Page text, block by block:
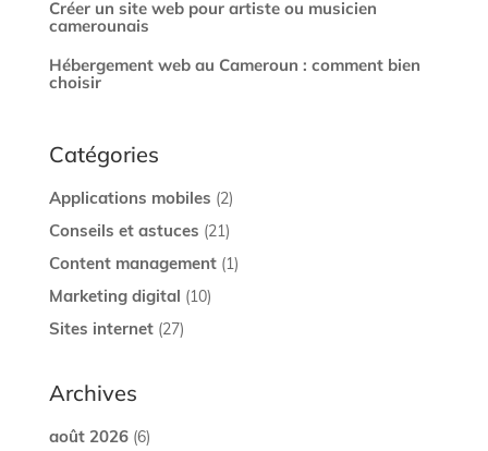
Créer un site web pour artiste ou musicien
camerounais
Hébergement web au Cameroun : comment bien
choisir
Catégories
Applications mobiles (2)
Conseils et astuces (21)
Content management(1)
Marketing digital (10)
Sites internet(27)
Archives
août 2026(6)